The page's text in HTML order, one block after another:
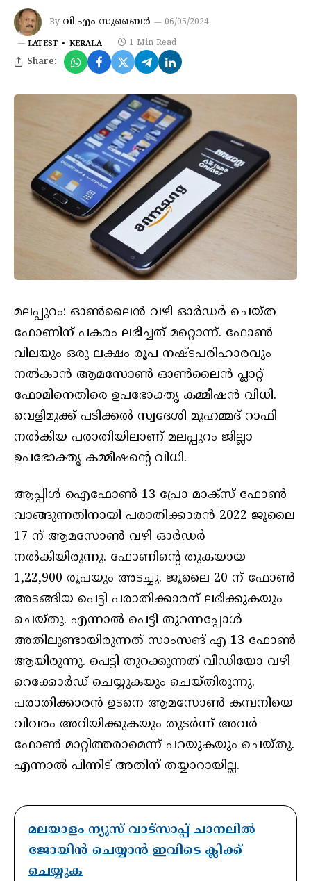
By വി എം സുബൈർ 06/05/2024
LATEST KERALA 1 Min Read
Share:
മലപ്പുറം: ഓണ്‍ലൈന്‍ വഴി ഓര്‍ഡര്‍ ചെയ്ത
ഫോണിന് പകരം ലഭിച്ചത് മറ്റൊന്ന്. ഫോണ്‍
വിലയും ഒരു ലക്ഷം രൂപ നഷ്ടപരിഹാരവും
നല്‍കാന്‍ ആമസോൺ ഓൺലൈൻ പ്ലാറ്റ്
ഫോമിനെതിരെ ഉപഭോക്തൃ കമ്മീഷന്‍ വിധി.
വെളിമുക്ക് പടിക്കൽ സ്വദേശി മുഹമ്മദ് റാഫി
നൽകിയ പരാതിയിലാണ് മലപ്പുറം ജില്ലാ
ഉപഭോക്തൃ കമ്മീഷന്റെ വിധി.
ആപ്പിൾ ഐഫോൺ 13 പ്രോ മാക്സ് ഫോണ്‍
വാങ്ങുന്നതിനായി പരാതിക്കാരന്‍ 2022 ജൂലൈ
17 ന് ആമസോണ്‍ വഴി ഓര്‍ഡര്‍
നല്‍കിയിരുന്നു. ഫോണിന്റെ തുകയായ
1,22,900 രൂപയും അടച്ചു. ജൂലൈ 20 ന് ഫോണ്‍
അടങ്ങിയ പെട്ടി പരാതിക്കാരന് ലഭിക്കുകയും
ചെയ്തു. എന്നാല്‍ പെട്ടി തുറന്നപ്പോള്‍
അതിലുണ്ടായിരുന്നത് സാംസങ് എ 13 ഫോൺ
ആയിരുന്നു. പെട്ടി തുറക്കുന്നത് വീഡിയോ വഴി
റെക്കോർഡ് ചെയ്യുകയും ചെയ്തിരുന്നു.
പരാതിക്കാരൻ ഉടനെ ആമസോൺ കമ്പനിയെ
വിവരം അറിയിക്കുകയും തുടര്‍ന്ന് അവർ
ഫോൺ മാറ്റിത്തരാമെന്ന് പറയുകയും ചെയ്തു.
എന്നാല്‍ പിന്നീട് അതിന് തയ്യാറായില്ല.
മലയാളം ന്യൂസ് വാട്സാപ്പ് ചാനലിൽ
ജോയിൻ ചെയ്യാൻ ഇവിടെ ക്ലിക്ക്
ചെയ്യുക